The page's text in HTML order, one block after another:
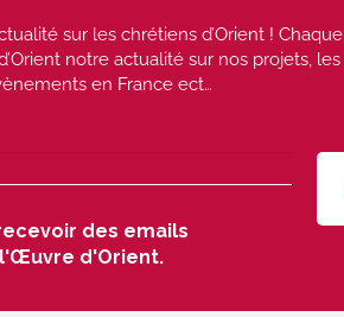
sur les chrétiens d’Orient !
notre actualité sur nos projets, les
en France ect…
des emails
d'Orient.